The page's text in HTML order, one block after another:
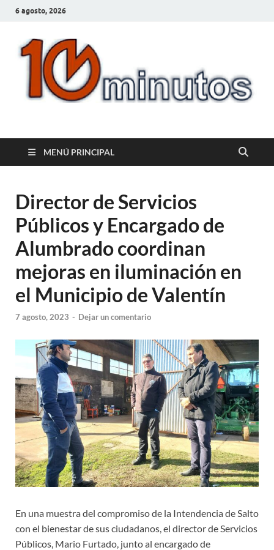
6 agosto, 2026
10minutos.com.uy
MENÚ PRINCIPAL
Director de Servicios
Públicos y Encargado de
Alumbrado coordinan
mejoras en iluminación en
el Municipio de Valentín
7 agosto, 2023 - Dejar un comentario
En una muestra del compromiso de la Intendencia de Salto
con el bienestar de sus ciudadanos, el director de Servicios
Públicos, Mario Furtado, junto al encargado de